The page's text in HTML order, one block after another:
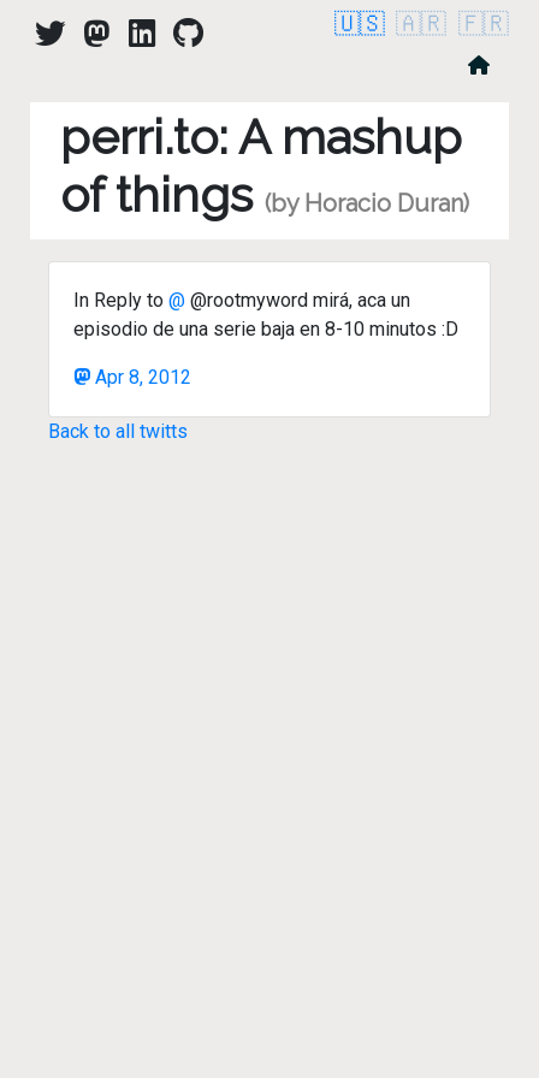
🇺🇸 🇦🇷 🇫🇷
perri.to: A mashup
of things (by Horacio Duran)
In Reply to @ @rootmyword mirá, aca un
episodio de una serie baja en 8-10 minutos :D
Apr 8, 2012
Back to all twitts